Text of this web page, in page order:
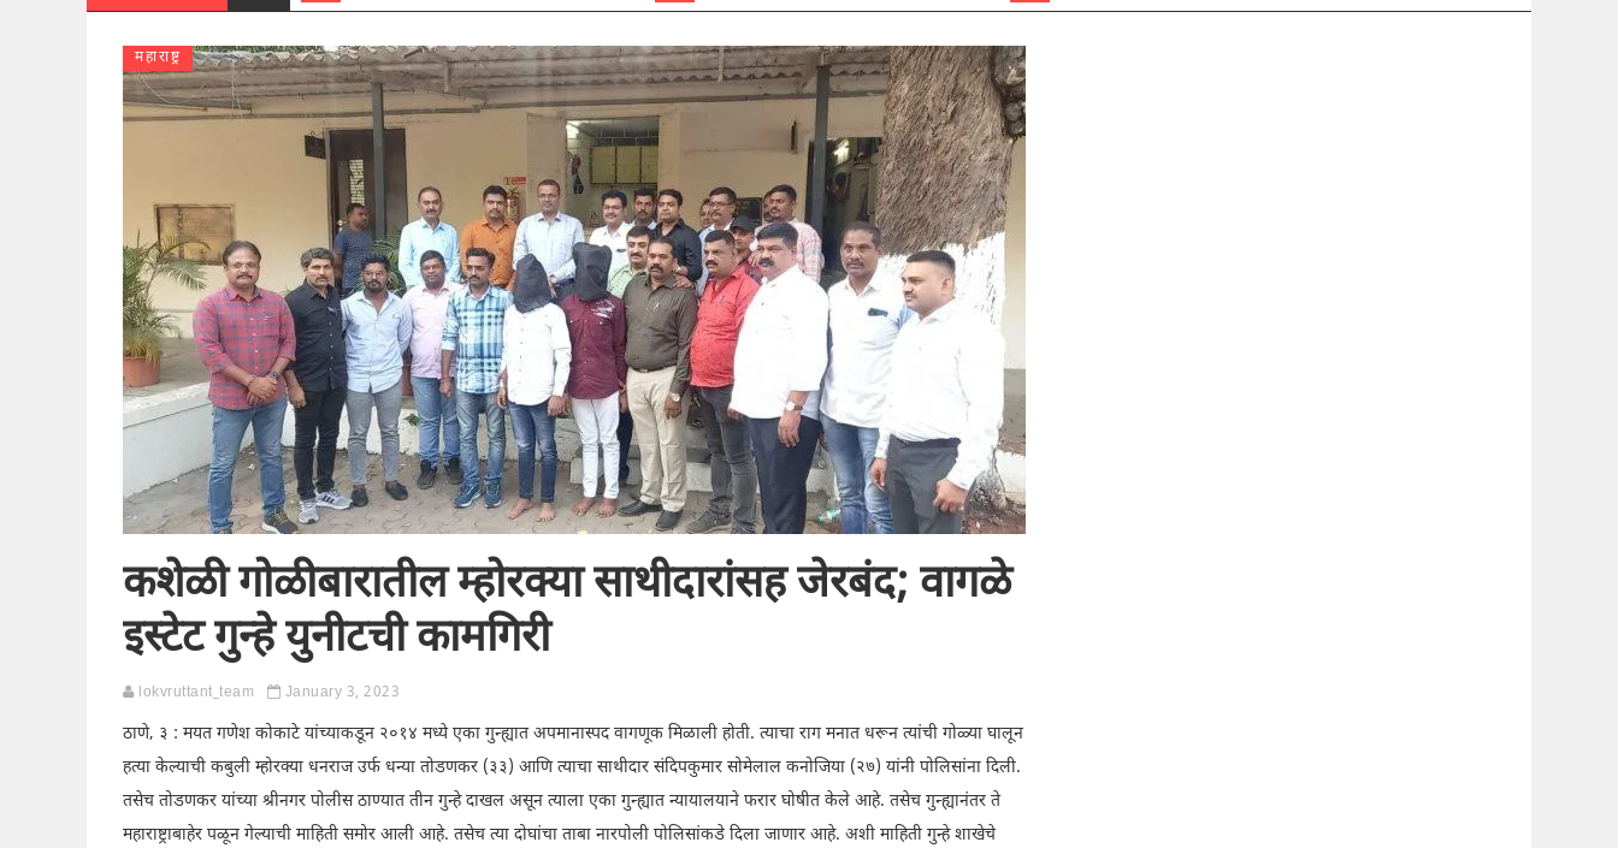
महाराष्ट्र
कशेळी गोळीबारातील म्होरक्या साथीदारांसह जेरबंद; वागळे
इस्टेट गुन्हे युनीटची कामगिरी
lokvruttant_team January 3, 2023
ठाणे, ३ : मयत गणेश कोकाटे यांच्याकडून २०१४ मध्ये एका गुन्ह्यात अपमानास्पद वागणूक मिळाली होती. त्याचा राग मनात धरून त्यांची गोळ्या घालून
हत्या केल्याची कबुली म्होरक्या धनराज उर्फ धन्या तोडणकर (३३) आणि त्याचा साथीदार संदिपकुमार सोमेलाल कनोजिया (२७) यांनी पोलिसांना दिली.
तसेच तोडणकर यांच्या श्रीनगर पोलीस ठाण्यात तीन गुन्हे दाखल असून त्याला एका गुन्ह्यात न्यायालयाने फरार घोषीत केले आहे. तसेच गुन्ह्यानंतर ते
महाराष्ट्राबाहेर पळून गेल्याची माहिती समोर आली आहे. तसेच त्या दोघांचा ताबा नारपोली पोलिसांकडे दिला जाणार आहे. अशी माहिती गुन्हे शाखेचे